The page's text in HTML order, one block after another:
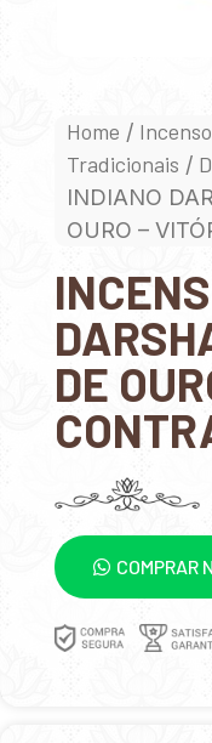
Home /
Tradicionais /
INDIANO
OURO –
DE
COMPRAR